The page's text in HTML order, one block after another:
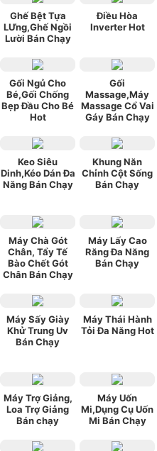
Ghế Bệt Tựa
LƯng,Ghế Ngồi
Lười Bán Chạy
Điều Hòa
Inverter Hot
Gối Ngủ Cho
Bé,Gối Chống
Bẹp Đầu Cho Bé
Hot
Gối
Massage,Máy
Massage Cổ Vai
Gáy Bán Chạy
Keo Siêu
Dinh,Kéo Dán Đa
Năng Bán Chạy
Khung Năn
Chỉnh Cột Sống
Bán Chạy
Máy Chà Gót
Chân, Tẩy Tế
Bào Chết Gót
Chân Bán Chạy
Máy Lấy Cao
Răng Đa Năng
Bán Chạy
Máy Sấy Giày
Khử Trung Uv
Bán Chạy
Máy Thái Hành
Tỏi Đa Năng Hot
Máy Trợ Giảng,
Loa Trợ Giảng
Bán chạy
Máy Uốn
Mi,Dụng Cụ Uốn
Mi Bán Chạy